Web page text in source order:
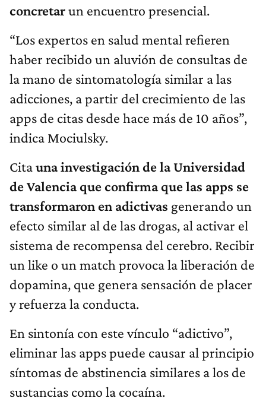
concretarun encuentro presencial.
“Los expertos en salud mental refieren
haber recibido un aluvión de consultas de
la mano de sintomatología similar a las
adicciones, a partir del crecimiento de las
apps de citas desde hace más de 10 años”,
indica Mociulsky.
Citauna investigación de la Universidad
de Valencia que confirma que las apps se
transformaron en adictivas generando un
efecto similar al de las drogas, al activar el
sistema de recompensa del cerebro. Recibir
un like o un match provoca la liberación de
dopamina, que genera sensación de placer
y refuerza la conducta.
En sintonía con este vínculo “adictivo”,
eliminar las apps puede causar al principio
síntomas de abstinencia similares a los de
sustancias como la cocaína.